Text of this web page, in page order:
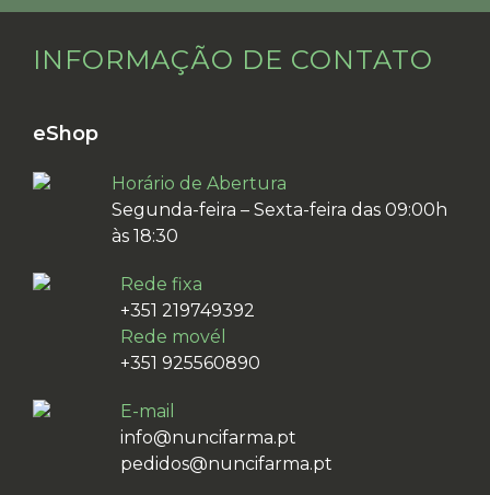
INFORMAÇÃO DE CONTATO
eShop
Horário de Abertura
Segunda-feira – Sexta-feira das 09:00h
às 18:30
Rede fixa
+351 219749392
Rede movél
+351 925560890
E-mail
info@nuncifarma.pt
pedidos@nuncifarma.pt